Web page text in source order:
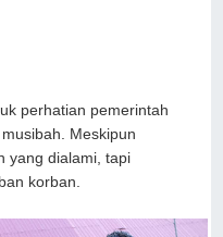
perhatian pemerintah
Meskipun
yang dialami, tapi
korban.